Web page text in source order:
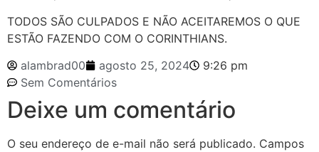
TODOS SÃO CULPADOS E NÃO ACEITAREMOS O QUE
ESTÃO FAZENDO COM O CORINTHIANS.
alambrad00
agosto 25, 2024
9:26 pm
Sem Comentários
Deixe um comentário
O seu endereço de e-mail não será publicado. Campos